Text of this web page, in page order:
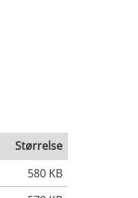
Størrelse
580 KB